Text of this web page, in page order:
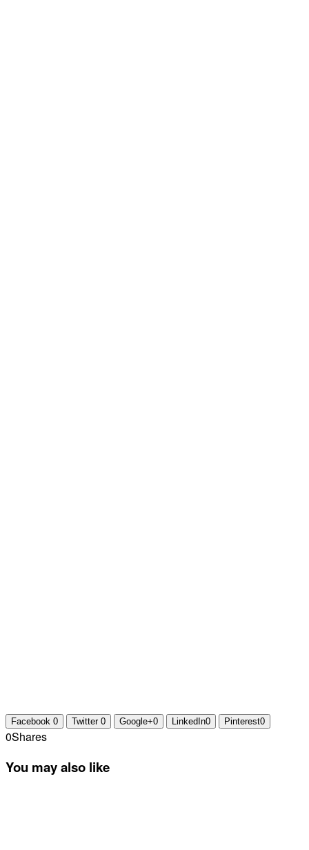
Facebook 0 Twitter 0 Google+0 LinkedIn0 Pinterest0
0Shares
You may also like